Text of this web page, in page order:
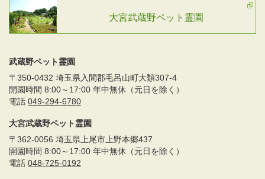
大宮武蔵野ペット霊園
武蔵野ペット霊園
〒350-0432 埼玉県入間郡毛呂山町大類307-4
開園時間 8:00～17:00 年中無休（元日を除く）
電話 049-294-6780
大宮武蔵野ペット霊園
〒362-0056 埼玉県上尾市上野本郷437
開園時間 8:00～17:00 年中無休（元日を除く）
電話 048-725-0192